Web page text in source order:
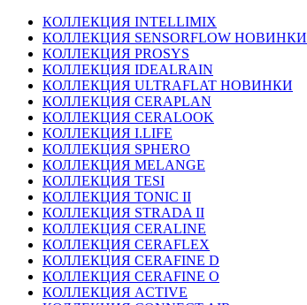
КОЛЛЕКЦИЯ INTELLIMIX
КОЛЛЕКЦИЯ SENSORFLOW НОВИНКИ
КОЛЛЕКЦИЯ PROSYS
КОЛЛЕКЦИЯ IDEALRAIN
КОЛЛЕКЦИЯ ULTRAFLAT НОВИНКИ
КОЛЛЕКЦИЯ CERAPLAN
КОЛЛЕКЦИЯ CERALOOK
КОЛЛЕКЦИЯ I.LIFE
КОЛЛЕКЦИЯ SPHERO
КОЛЛЕКЦИЯ MELANGE
КОЛЛЕКЦИЯ TESI
КОЛЛЕКЦИЯ TONIC II
КОЛЛЕКЦИЯ STRADA II
КОЛЛЕКЦИЯ CERALINE
КОЛЛЕКЦИЯ CERAFLEX
КОЛЛЕКЦИЯ CERAFINE D
КОЛЛЕКЦИЯ CERAFINE O
КОЛЛЕКЦИЯ ACTIVE